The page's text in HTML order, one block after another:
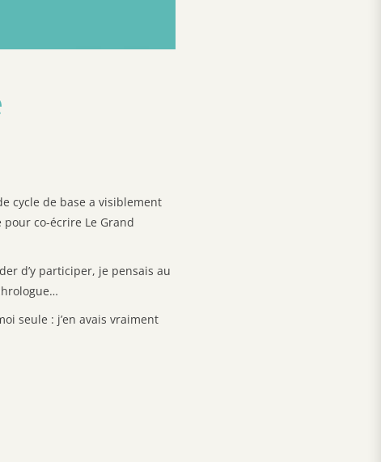
cycle de base a visiblement
co-écrire Le Grand
d’y participer, je pensais au
seule : j’en avais vraiment